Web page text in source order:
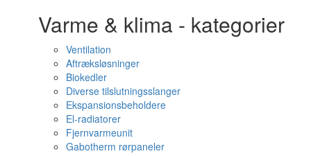
Varme & klima - kategorier
Ventilation
Aftræksløsninger
Biokedler
Diverse tilslutningsslanger
Ekspansionsbeholdere
El-radiatorer
Fjernvarmeunit
Gabotherm rørpaneler